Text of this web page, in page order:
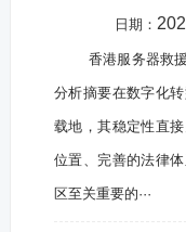
日期：
香港服务器救
分析摘要在数字化
载地，其稳定性直
位置、完善的法律
区至关重要的···